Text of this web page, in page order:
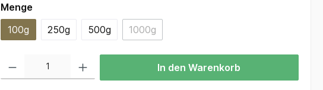
Mengeauswählen
100g
250g 500g 1000g(Diese Option ist zurzeit nicht verfügbar.)
In den Warenkorb